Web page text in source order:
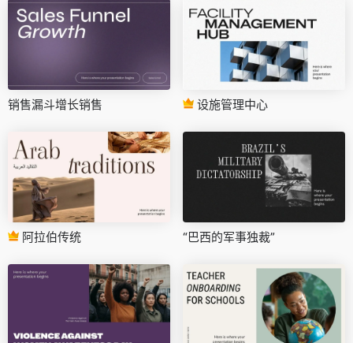
销售漏斗增长销售 设施管理中心
阿拉伯传统 “巴西的军事独裁”